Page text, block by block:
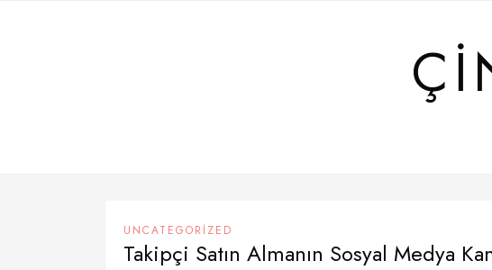
UNCATEGORIZED
Takipçi Satın Almanın Sosyal Medya